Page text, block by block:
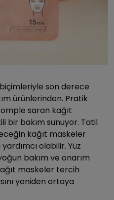
biçimleriyle son derece
ürünlerinden. Pratik
saran kağıt
bir bakım sunuyor. Tatil
kağıt maskeler
olabilir. Yüz
bakım ve onarım
maskeler tercih
yeniden ortaya